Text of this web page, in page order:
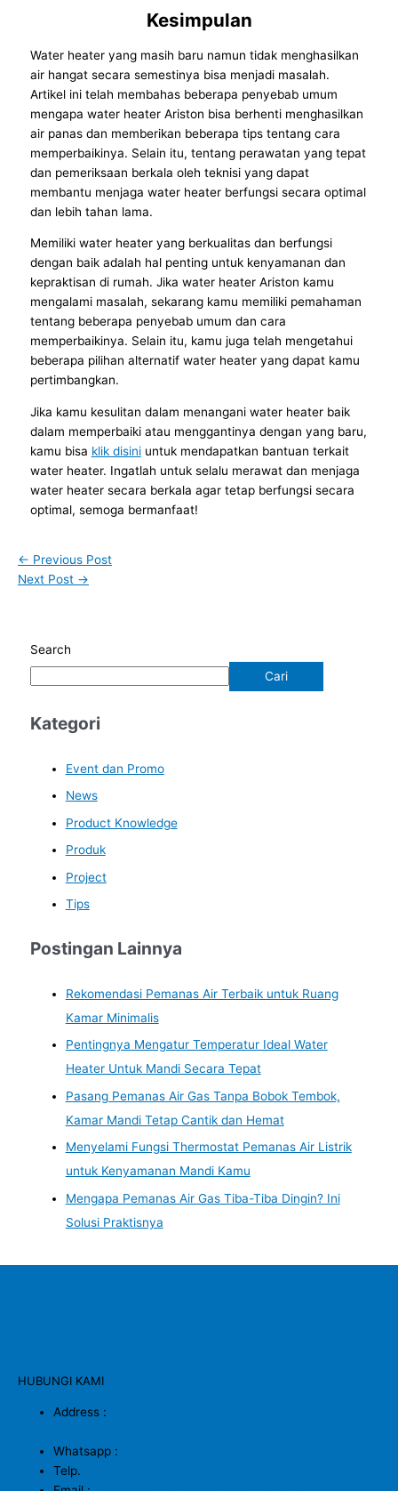
Kesimpulan
Water heater yang masih baru namun tidak menghasilkan
air hangat secara semestinya bisa menjadi masalah.
Artikel ini telah membahas beberapa penyebab umum
mengapa water heater Ariston bisa berhenti menghasilkan
air panas dan memberikan beberapa tips tentang cara
memperbaikinya. Selain itu, tentang perawatan yang tepat
dan pemeriksaan berkala oleh teknisi yang dapat
membantu menjaga water heater berfungsi secara optimal
dan lebih tahan lama.
Memiliki water heater yang berkualitas dan berfungsi
dengan baik adalah hal penting untuk kenyamanan dan
kepraktisan di rumah. Jika water heater Ariston kamu
mengalami masalah, sekarang kamu memiliki pemahaman
tentang beberapa penyebab umum dan cara
memperbaikinya. Selain itu, kamu juga telah mengetahui
beberapa pilihan alternatif water heater yang dapat kamu
pertimbangkan.
Jika kamu kesulitan dalam menangani water heater baik
dalam memperbaiki atau menggantinya dengan yang baru,
kamu bisa klik disiniuntuk mendapatkan bantuan terkait
water heater. Ingatlah untuk selalu merawat dan menjaga
water heater secara berkala agar tetap berfungsi secara
optimal, semoga bermanfaat!
← Previous Post
Next Post →
Search
Cari
Kategori
Event dan Promo
News
Product Knowledge
Produk
Project
Tips
Postingan Lainnya
Rekomendasi Pemanas Air Terbaik untuk Ruang
Kamar Minimalis
Pentingnya Mengatur Temperatur Ideal Water
Heater Untuk Mandi Secara Tepat
Pasang Pemanas Air Gas Tanpa Bobok Tembok,
Kamar Mandi Tetap Cantik dan Hemat
Menyelami Fungsi Thermostat Pemanas Air Listrik
untuk Kenyamanan Mandi Kamu
Mengapa Pemanas Air Gas Tiba-Tiba Dingin? Ini
Solusi Praktisnya
HUBUNGI KAMI
Address :
Whatsapp :
Telp.